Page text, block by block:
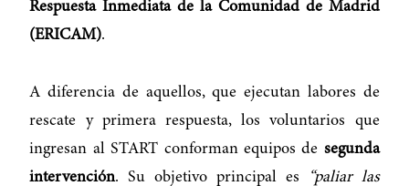
Respuesta Inmediata de la Comunidad de Madrid
(ERICAM).
A diferencia de aquellos, que ejecutan labores de
rescate y primera respuesta, los voluntarios que
ingresan al START conforman equipos de segunda
intervención. Su objetivo principal es “paliar las